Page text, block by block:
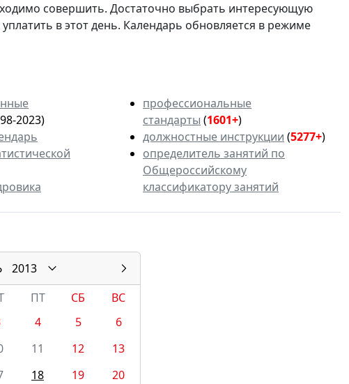
совершить. Достаточно выбрать интересующую
в этот день. Календарь обновляется в режиме
2023)
профессиональные
стандарты (1601+)
должностные инструкции (5277+)
определитель занятий по
Общероссийскому
классификатору занятий
2013
ПТ СБ
ВС
4 5
6
11 12
13
18 19
20